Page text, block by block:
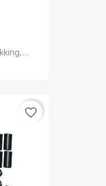
favorite_border